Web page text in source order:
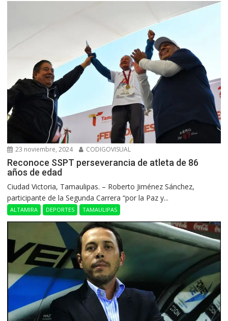
23 noviembre, 2024 CODIGOVISUAL
Reconoce SSPT perseverancia de atleta de 86
años de edad
Ciudad Victoria, Tamaulipas. – Roberto Jiménez Sánchez,
participante de la Segunda Carrera “por la Paz y...
ALTAMIRA DEPORTES TAMAULIPAS